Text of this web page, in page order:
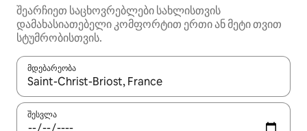
შეარჩიეთ საცხოვრებლები სახლისთვის
დამახასიათებელი კომფორტით ერთი ან მეტი თვით
სტუმრობისთვის.
მდებარეობა
როცა შედეგები ხელმისაწვდომი გახდება, ნავიგაციისთვის
შესვლა